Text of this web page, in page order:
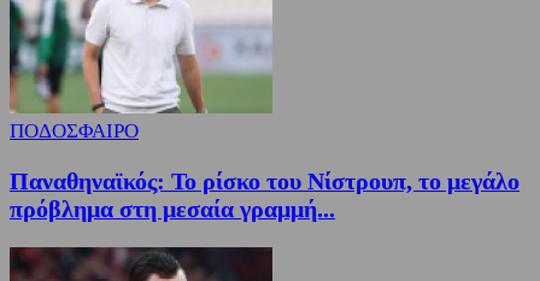
ΠΟΔΟΣΦΑΙΡΟ
Παναθηναϊκός: Το ρίσκο του Νίστρουπ, το μεγάλο
πρόβλημα στη μεσαία γραμμή...